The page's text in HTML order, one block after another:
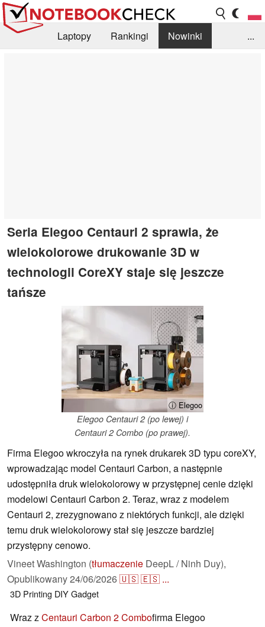
Laptopy Rankingi
Nowinki
...
Seria Elegoo Centauri 2 sprawia, że
wielokolorowe drukowanie 3D w
technologii CoreXY staje się jeszcze
tańsze
ⓘ Elegoo
Elegoo Centauri 2 (po lewej) i
Centauri 2 Combo (po prawej).
Firma Elegoo wkroczyła na rynek drukarek 3D typu coreXY,
wprowadzając model Centauri Carbon, a następnie
udostępniła druk wielokolorowy w przystępnej cenie dzięki
modelowi Centauri Carbon 2. Teraz, wraz z modelem
Centauri 2, zrezygnowano z niektórych funkcji, ale dzięki
temu druk wielokolorowy stał się jeszcze bardziej
przystępny cenowo.
Vineet Washington (tłumaczenie DeepL / Ninh Duy),
Opublikowany24/06/2026🇺🇸🇪🇸 ...
3D Printing DIYGadget
Wraz zCentauri Carbon 2 Combofirma Elegoo